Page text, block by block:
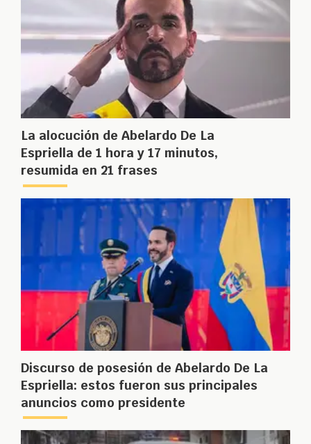
La alocución de Abelardo De La
Espriella de 1 hora y 17 minutos,
resumida en 21 frases
Discurso de posesión de Abelardo De La
Espriella: estos fueron sus principales
anuncios como presidente